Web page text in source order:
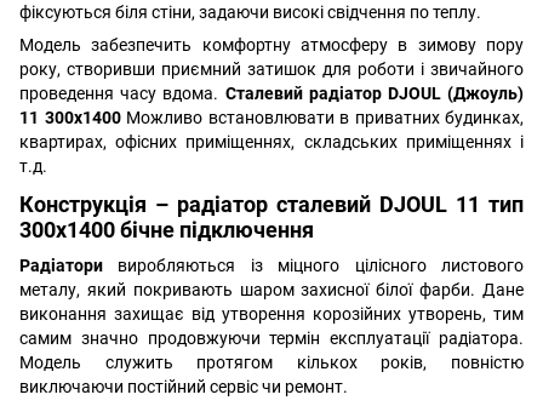
фіксуються біля стіни, задаючи високі свідчення по теплу.
Модель забезпечить комфортну атмосферу в зимову пору
року, створивши приємний затишок для роботи і звичайного
проведення часу вдома. Сталевий радіатор DJOUL (Джоуль)
11 300х1400Можливо встановлювати в приватних будинках,
квартирах, офісних приміщеннях, складських приміщеннях і
т.д.
Конструкція – радіатор сталевий DJOUL 11 тип
300х1400 бічне підключення
Радіатори виробляються із міцного цілісного листового
металу, який покривають шаром захисної білої фарби. Дане
виконання захищає від утворення корозійних утворень, тим
самим значно продовжуючи термін експлуатації радіатора.
Модель служить протягом кількох років, повністю
виключаючи постійний сервіс чи ремонт.